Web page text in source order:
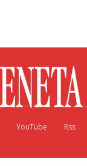
YouTube Rss